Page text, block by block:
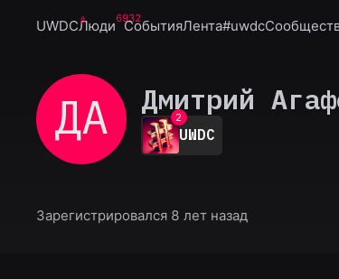
UWDCЛюди6932
СобытияЛента#uwdc
ДА Дмитрий
1
2
3
4
8
UWDC
Зарегистрировался 8 лет назад